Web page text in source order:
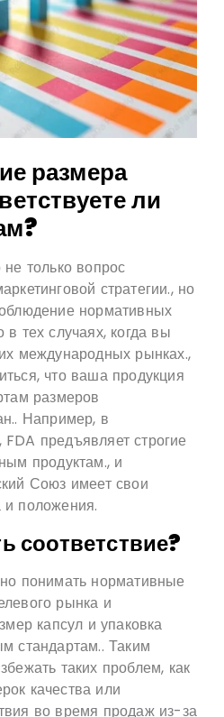
размера
ли
только вопрос
стратегии., но
нормативных
тех случаях, когда вы
международных рынках.,
что ваша продукция
размеров
Например, в
предъявляет строгие
продуктам., и
Союз имеет свои
положения.
соответствие?
понимать нормативные
рынка и
капсул и упаковка
стандартам.. Таким
таких проблем, как
качества или
во время продаж из-за